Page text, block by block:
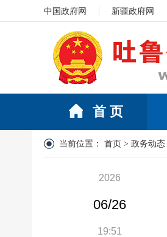
中国政府网 新疆政府网
首 页
当前位置： 首页 > 政务动态
2026
06/26
19:51